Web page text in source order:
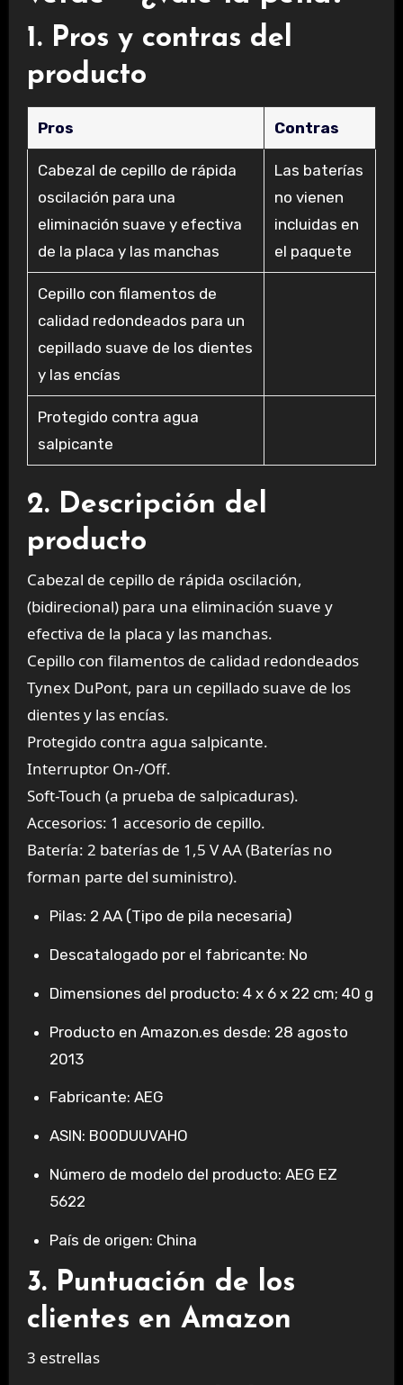
1. Pros y contras del
producto
Pros Contras
Cabezal de cepillo de rápida
oscilación para una
eliminación suave y efectiva
de la placa y las manchas
Las baterías
no vienen
incluidas en
el paquete
Cepillo con filamentos de
calidad redondeados para un
cepillado suave de los dientes
y las encías
Protegido contra agua
salpicante
2. Descripción del
producto
Cabezal de cepillo de rápida oscilación,
(bidirecional) para una eliminación suave y
efectiva de la placa y las manchas.
Cepillo con filamentos de calidad redondeados
Tynex DuPont, para un cepillado suave de los
dientes y las encías.
Protegido contra agua salpicante.
Interruptor On-/Off.
Soft-Touch (a prueba de salpicaduras).
Accesorios: 1 accesorio de cepillo.
Batería: 2 baterías de 1,5 V AA (Baterías no
forman parte del suministro).
Pilas: 2 AA (Tipo de pila necesaria)
Descatalogado por el fabricante: No
Dimensiones del producto: 4 x 6 x 22 cm; 40 g
Producto en Amazon.es desde: 28 agosto
2013
Fabricante: AEG
ASIN: B00DUUVAHO
Número de modelo del producto: AEG EZ
5622
País de origen: China
3. Puntuación de los
clientes en Amazon
3 estrellas